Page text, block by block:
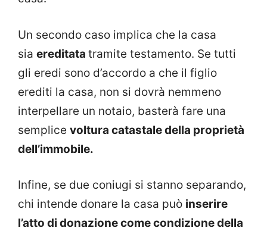
Un secondo caso implica che la casa
sia ereditata tramite testamento. Se tutti
gli eredi sono d’accordo a che il figlio
erediti la casa, non si dovrà nemmeno
interpellare un notaio, basterà fare una
semplice voltura catastale della proprietà
dell’immobile.
Infine, se due coniugi si stanno separando,
chi intende donare la casa può inserire
l’atto di donazione come condizione della